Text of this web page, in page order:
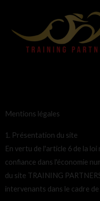
contenu
Mentions légales
1. Présentation du site
En vertu de l'article 6 de la loi
confiance dans l'économie
du site TRAINING
intervenants dans le cadre